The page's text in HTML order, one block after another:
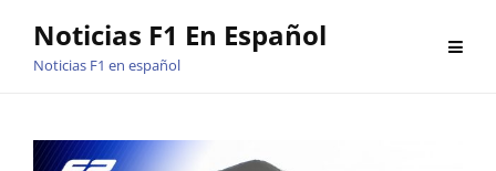
Noticias F1 En Español
Noticias F1 en español